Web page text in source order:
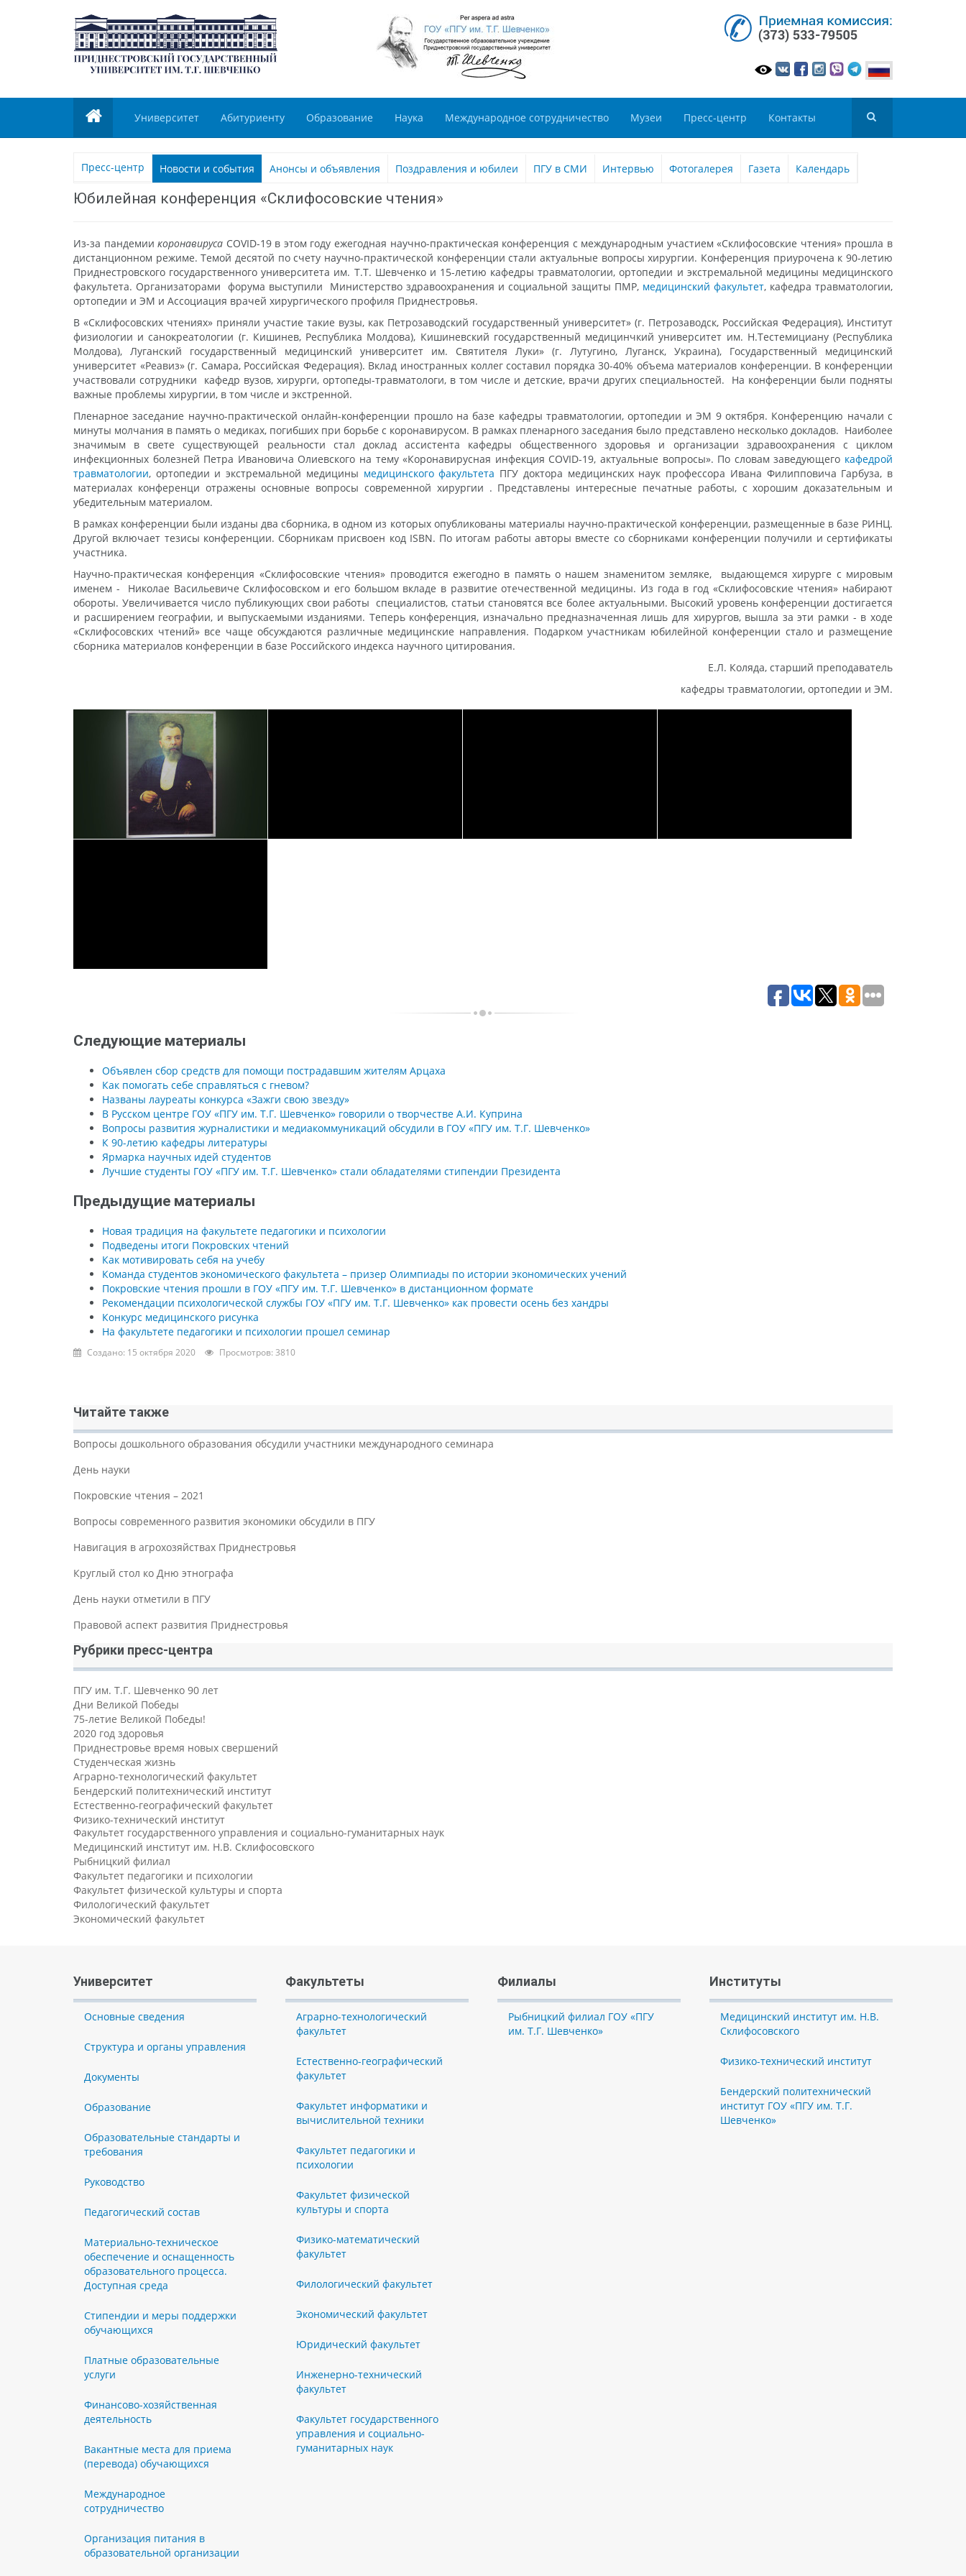
Университет Абитуриенту Образование Наука Международное сотрудничество Музеи Пресс-центр Контакты
Пресс-центр Новости и события Анонсы и объявления Поздравления и юбилеи ПГУ в СМИ Интервью Фотогалерея Газета Календарь
Юбилейная конференция «Склифосовские чтения»
Из-за пандемиикоронавируса COVID-19 в этом году ежегодная научно-практическая конференция с международным участием «Склифосовские чтения» прошла в
дистанционном режиме. Темой десятой по счету научно-практической конференции стали актуальные вопросы хирургии. Конференция приурочена к 90-летию
Приднестровского государственного университета им. Т.Т. Шевченко и 15-летию кафедры травматологии, ортопедии и экстремальной медицины медицинского
факультета. Организаторами форума выступили Министерство здравоохранения и социальной защиты ПМР, медицинский факультет, кафедра травматологии,
ортопедии и ЭМ и Ассоциация врачей хирургического профиля Приднестровья.
В «Склифосовских чтениях» приняли участие такие вузы, как Петрозаводский государственный университет» (г. Петрозаводск, Российская Федерация), Институт
физиологии и санокреатологии (г. Кишинев, Республика Молдова), Кишиневский государственный медицинчкий университет им. Н.Тестемициану (Республика
Молдова), Луганский государственный медицинский университет им. Святителя Луки» (г. Лутугино, Луганск, Украина), Государственный медицинский
университет «Реавиз» (г. Самара, Российская Федерация). Вклад иностранных коллег составил порядка 30-40% объема материалов конференции. В конференции
участвовали сотрудники кафедр вузов, хирурги, ортопеды-травматологи, в том числе и детские, врачи других специальностей. На конференции были подняты
важные проблемы хирургии, в том числе и экстренной.
Пленарное заседание научно-практической онлайн-конференции прошло на базе кафедры травматологии, ортопедии и ЭМ 9 октября. Конференцию начали с
минуты молчания в память о медиках, погибших при борьбе с коронавирусом. В рамках пленарного заседания было представлено несколько докладов. Наиболее
значимым в свете существующей реальности стал доклад ассистента кафедры общественного здоровья и организации здравоохранения с циклом
инфекционных болезней Петра Ивановича Олиевского на тему «Коронавирусная инфекция COVID-19, актуальные вопросы». По словам заведующего кафедрой
травматологии, ортопедии и экстремальной медицины медицинского факультета ПГУ доктора медицинских наук профессора Ивана Филипповича Гарбуза, в
материалах конференци отражены основные вопросы современной хирургии . Представлены интересные печатные работы, с хорошим доказательным и
убедительным материалом.
В рамках конференции были изданы два сборника, в одном из которых опубликованы материалы научно-практической конференции, размещенные в базе РИНЦ.
Другой включает тезисы конференции. Сборникам присвоен код ISBN. По итогам работы авторы вместе со сборниками конференции получили и сертификаты
участника.
Научно-практическая конференция «Склифосовские чтения» проводится ежегодно в память о нашем знаменитом земляке, выдающемся хирурге с мировым
именем - Николае Васильевиче Склифосовском и его большом вкладе в развитие отечественной медицины. Из года в год «Склифосовские чтения» набирают
обороты. Увеличивается число публикующих свои работы специалистов, статьи становятся все более актуальными. Высокий уровень конференции достигается
и расширением географии, и выпускаемыми изданиями. Теперь конференция, изначально предназначенная лишь для хирургов, вышла за эти рамки - в ходе
«Склифосовских чтений» все чаще обсуждаются различные медицинские направления. Подарком участникам юбилейной конференции стало и размещение
сборника материалов конференции в базе Российского индекса научного цитирования.
Е.Л. Коляда, старший преподаватель
кафедры травматологии, ортопедии и ЭМ.
Следующие материалы
Объявлен сбор средств для помощи пострадавшим жителям Арцаха
Как помогать себе справляться с гневом?
Названы лауреаты конкурса «Зажги свою звезду»
В Русском центре ГОУ «ПГУ им. Т.Г. Шевченко» говорили о творчестве А.И. Куприна
Вопросы развития журналистики и медиакоммуникаций обсудили в ГОУ «ПГУ им. Т.Г. Шевченко»
К 90-летию кафедры литературы
Ярмарка научных идей студентов
Лучшие студенты ГОУ «ПГУ им. Т.Г. Шевченко» стали обладателями стипендии Президента
Предыдущие материалы
Новая традиция на факультете педагогики и психологии
Подведены итоги Покровских чтений
Как мотивировать себя на учебу
Команда студентов экономического факультета – призер Олимпиады по истории экономических учений
Покровские чтения прошли в ГОУ «ПГУ им. Т.Г. Шевченко» в дистанционном формате
Рекомендации психологической службы ГОУ «ПГУ им. Т.Г. Шевченко» как провести осень без хандры
Конкурс медицинского рисунка
На факультете педагогики и психологии прошел семинар
Создано: 15 октября 2020 Просмотров: 3810
Читайте также
Вопросы дошкольного образования обсудили участники международного семинара
День науки
Покровские чтения – 2021
Вопросы современного развития экономики обсудили в ПГУ
Навигация в агрохозяйствах Приднестровья
Круглый стол ко Дню этнографа
День науки отметили в ПГУ
Правовой аспект развития Приднестровья
Рубрики пресс-центра
ПГУ им. Т.Г. Шевченко 90 лет
Дни Великой Победы
75-летие Великой Победы!
2020 год здоровья
Приднестровье время новых свершений
Студенческая жизнь
Аграрно-технологический факультет
Бендерский политехнический институт
Естественно-географический факультет
Физико-технический институт
Факультет государственного управления и социально-гуманитарных наук
Медицинский институт им. Н.В. Склифосовского
Рыбницкий филиал
Факультет педагогики и психологии
Факультет физической культуры и спорта
Филологический факультет
Экономический факультет
Университет
Основные сведения
Структура и органы управления
Документы
Образование
Образовательные стандарты и
требования
Руководство
Педагогический состав
Материально-техническое
обеспечение и оснащенность
образовательного процесса.
Доступная среда
Стипендии и меры поддержки
обучающихся
Платные образовательные
услуги
Финансово-хозяйственная
деятельность
Вакантные места для приема
(перевода) обучающихся
Международное
сотрудничество
Организация питания в
образовательной организации
Факультеты
Аграрно-технологический
факультет
Естественно-географический
факультет
Факультет информатики и
вычислительной техники
Факультет педагогики и
психологии
Факультет физической
культуры и спорта
Физико-математический
факультет
Филологический факультет
Экономический факультет
Юридический факультет
Инженерно-технический
факультет
Факультет государственного
управления и социально-
гуманитарных наук
Филиалы
Рыбницкий филиал ГОУ «ПГУ
им. Т.Г. Шевченко»
Институты
Медицинский институт им. Н.В.
Склифосовского
Физико-технический институт
Бендерский политехнический
институт ГОУ «ПГУ им. Т.Г.
Шевченко»